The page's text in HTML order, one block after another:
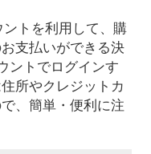
トを利用して、購
支払いができる決
ントでログインす
所やクレジットカ
、簡単・便利に注